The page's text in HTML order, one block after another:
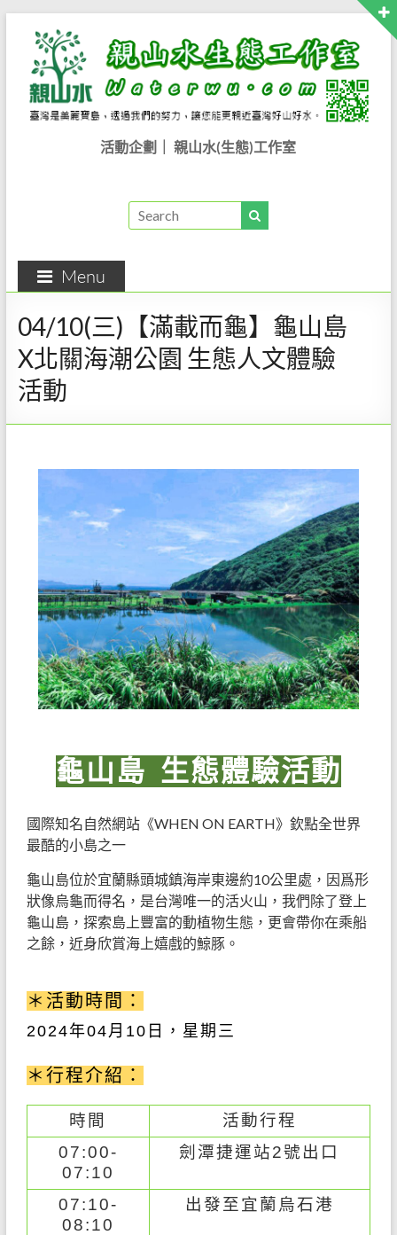
活動企劃｜ 親山水(生態)工作室
Menu
04/10(三)【滿載而龜】龜山島
X北關海潮公園 生態人文體驗
活動
龜山島 生態體驗活動
國際知名自然網站《WHEN ON EARTH》欽點全世界
最酷的小島之一
龜山島位於宜蘭縣頭城鎮海岸東邊約10公里處，因爲形
狀像烏龜而得名，是台灣唯一的活火山，我們除了登上
龜山島，探索島上豐富的動植物生態，更會帶你在乘船
之餘，近身欣賞海上嬉戲的鯨豚。
＊活動時間：
2024年04 月10 日，星期三
＊行程介紹：
時間
活動行程
07:00-
07:10
劍潭捷運站2號出口
07:10-
08:10
出發至宜蘭烏石港